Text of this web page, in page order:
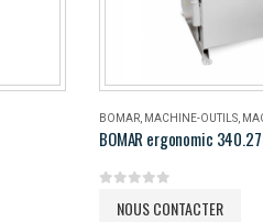
BOMAR, MACHINE-OUTILS,
BOMAR ergonomic
NOUS CONTACTER